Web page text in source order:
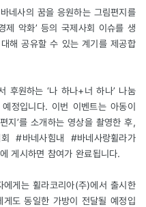
네사의 꿈을 응원하는 그림편지를
제 악화’ 등의 국제사회 이슈를 생
해 공유할 수 있는 계기를 제공합
후원하는 ‘나 하나+너 하나’ 나눔
정입니다. 이번 이벤트는 아동이
지’를 소개하는 영상을 촬영한 후,
#바네사힘내 #바네사랑휠라가
게시하면 참여가 완료됩니다.
게는 휠라코리아(주)에서 출시한
도 동일한 가방이 전달될 예정입